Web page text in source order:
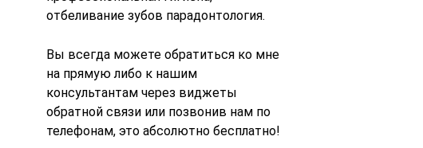
отбеливание зубов парадонтология.
Вы всегда можете обратиться ко мне
на прямую либо к нашим
консультантам через виджеты
обратной связи или позвонив нам по
телефонам, это абсолютно бесплатно!